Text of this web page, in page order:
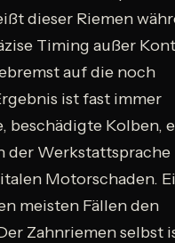
dieser Riemen
Timing außer
auf die noch
ist fast immer
beschädigte Kolben,
der Werkstattsprache
Motorschaden.
meisten Fällen den
Zahnriemen selbst